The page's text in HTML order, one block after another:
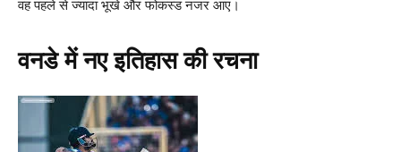
वह पहले से ज्यादा भूखे और फोकस्ड नजर आए।
वनडे में नए इतिहास की रचना